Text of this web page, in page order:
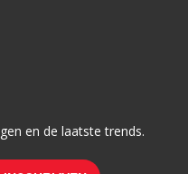
en de laatste trends.